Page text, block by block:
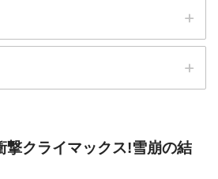
撃クライマックス!雪崩の結